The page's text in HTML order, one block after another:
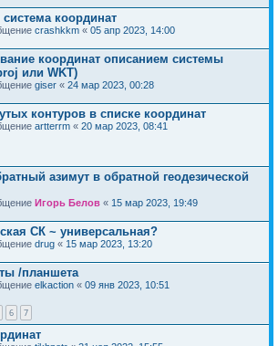
система координат
crashkkm « 05 апр 2023, 14:00
координат описанием системы
или WKT)
giser « 24 мар 2023, 00:28
контуров в списке координат
artterrm « 20 мар 2023, 08:41
азимут в обратной геодезической
Игорь Белов « 15 мар 2023, 19:49
СК ~ универсальная?
drug « 15 мар 2023, 13:20
/планшета
elkaction « 09 янв 2023, 10:51
6 7